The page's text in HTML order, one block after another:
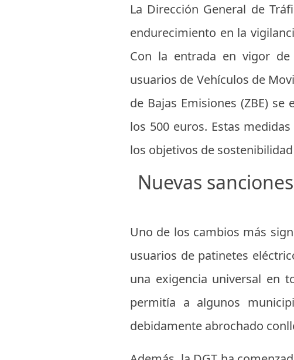
La Dirección General de
endurecimiento en la
Con la entrada en vigor de
usuarios de Vehículos de
de Bajas Emisiones (ZBE)
los 500 euros. Estas
los objetivos de
Nuevas
Uno de los cambios más
usuarios de patinetes
una exigencia universal en
permitía a algunos
debidamente abrochado